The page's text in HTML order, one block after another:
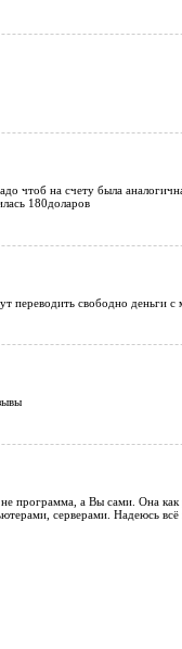
чтоб на счету была
180доларов
свободно деньги с
программа, а Вы сами. Она
серверами. Надеюсь